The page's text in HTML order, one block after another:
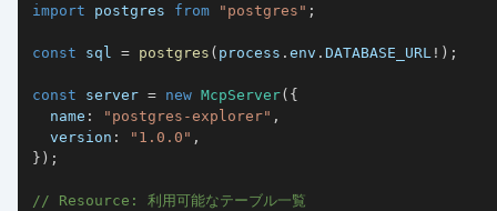
import postgres from "postgres" ;
const sql = postgres ( process . env . DATABASE_URL ! ) ;
const server = new McpServer( {
  name
: "postgres-explorer" ,
  version
: "1.0.0" ,
} ) ;
// Resource: 利用可能なテーブル一覧